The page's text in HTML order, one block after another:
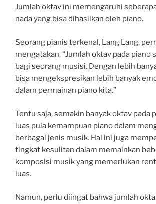
Jumlah oktav ini memengaruhi
nada yang bisa dihasilkan oleh piano.
Seorang pianis terkenal, Lang Lang,
mengatakan, “Jumlah oktav pada piano
bagi seorang musisi. Dengan lebih
bisa mengekspresikan lebih banyak
dalam permainan piano kita.”
Tentu saja, semakin banyak oktav pada
luas pula kemampuan piano dalam
berbagai jenis musik. Hal ini juga
tingkat kesulitan dalam memainkan
komposisi musik yang memerlukan
luas.
Namun, perlu diingat bahwa jumlah